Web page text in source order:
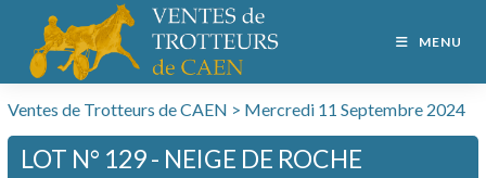
MENU
Ventes de Trotteurs de CAEN > Mercredi 11 Septembre 2024
LOT N° 129 - NEIGE DE ROCHE